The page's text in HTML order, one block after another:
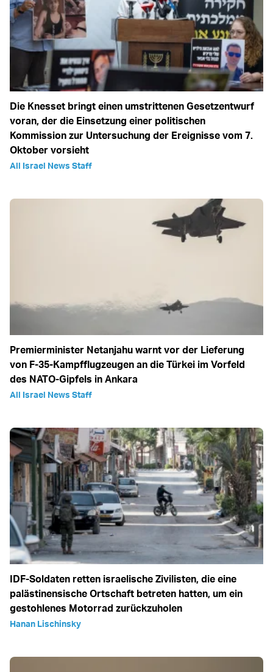
Die Knesset bringt einen umstrittenen Gesetzentwurf
voran, der die Einsetzung einer politischen
Kommission zur Untersuchung der Ereignisse vom 7.
Oktober vorsieht
All Israel News Staff
Premierminister Netanjahu warnt vor der Lieferung
von F-35-Kampfflugzeugen an die Türkei im Vorfeld
des NATO-Gipfels in Ankara
All Israel News Staff
IDF-Soldaten retten israelische Zivilisten, die eine
palästinensische Ortschaft betreten hatten, um ein
gestohlenes Motorrad zurückzuholen
Hanan Lischinsky